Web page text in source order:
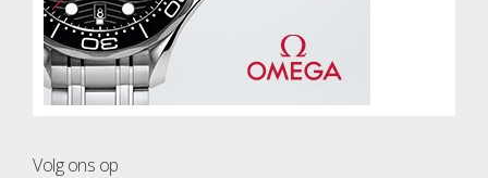
Volg ons op